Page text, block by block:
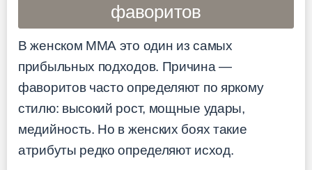
фаворитов
В женском ММА это один из самых
прибыльных подходов. Причина —
фаворитов часто определяют по яркому
стилю: высокий рост, мощные удары,
медийность. Но в женских боях такие
атрибуты редко определяют исход.